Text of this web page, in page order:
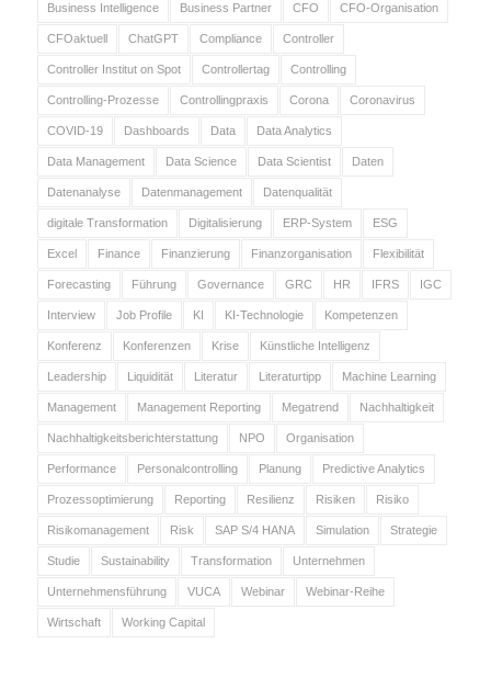
Business Intelligence Business Partner CFO CFO-Organisation
CFOaktuell ChatGPT Compliance Controller
Controller Institut on Spot Controllertag Controlling
Controlling-Prozesse Controllingpraxis Corona Coronavirus
COVID-19 Dashboards Data Data Analytics
Data Management Data Science Data Scientist Daten
Datenanalyse Datenmanagement Datenqualität
digitale Transformation Digitalisierung ERP-System ESG
Excel Finance Finanzierung Finanzorganisation Flexibilität
Forecasting Führung Governance GRC HR IFRS IGC
Interview Job Profile KI KI-Technologie Kompetenzen
Konferenz Konferenzen Krise Künstliche Intelligenz
Leadership Liquidität Literatur Literaturtipp Machine Learning
Management Management Reporting Megatrend Nachhaltigkeit
Nachhaltigkeitsberichterstattung NPO Organisation
Performance Personalcontrolling Planung Predictive Analytics
Prozessoptimierung Reporting Resilienz Risiken Risiko
Risikomanagement Risk SAP S/4 HANA Simulation Strategie
Studie Sustainability Transformation Unternehmen
Unternehmensführung VUCA Webinar Webinar-Reihe
Wirtschaft Working Capital